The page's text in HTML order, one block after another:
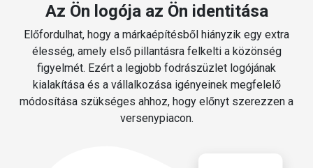
Az Ön logója az Ön identitása
Előfordulhat, hogy a márkaépítésből hiányzik egy extra
élesség, amely első pillantásra felkelti a közönség
figyelmét. Ezért a legjobb fodrászüzlet logójának
kialakítása és a vállalkozása igényeinek megfelelő
módosítása szükséges ahhoz, hogy előnyt szerezzen a
versenypiacon.